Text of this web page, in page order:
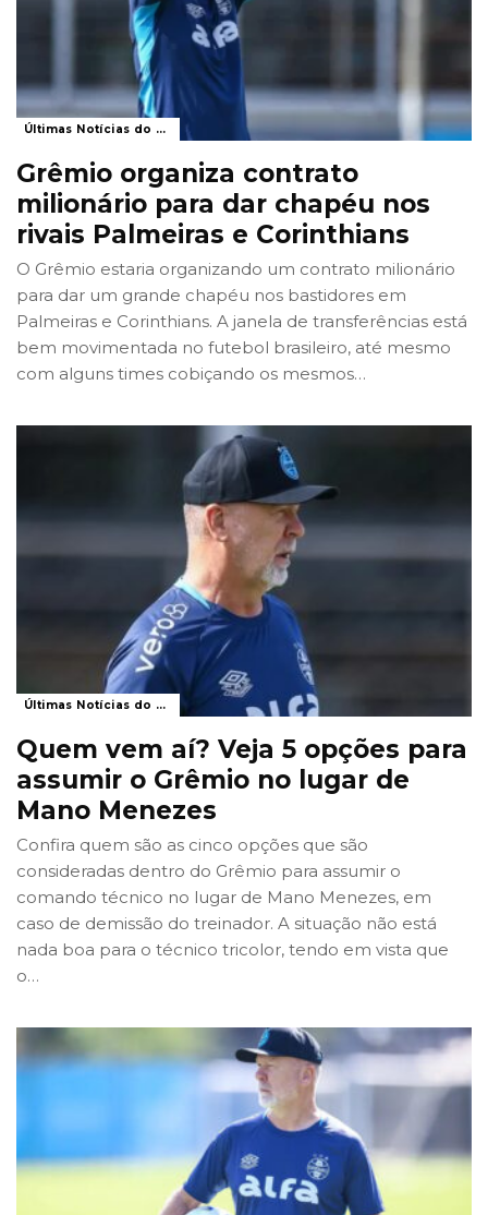
Últimas Notícias do Grêmio
Grêmio organiza contrato
milionário para dar chapéu nos
rivais Palmeiras e Corinthians
O Grêmio estaria organizando um contrato milionário
para dar um grande chapéu nos bastidores em
Palmeiras e Corinthians. A janela de transferências está
bem movimentada no futebol brasileiro, até mesmo
com alguns times cobiçando os mesmos…
Últimas Notícias do Grêmio
Quem vem aí? Veja 5 opções para
assumir o Grêmio no lugar de
Mano Menezes
Confira quem são as cinco opções que são
consideradas dentro do Grêmio para assumir o
comando técnico no lugar de Mano Menezes, em
caso de demissão do treinador. A situação não está
nada boa para o técnico tricolor, tendo em vista que
o…